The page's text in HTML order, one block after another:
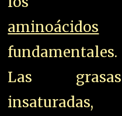
aminoácidos
fundamentales.
Las grasas
insaturadas,